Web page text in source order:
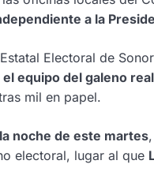
a la
Electoral de
el equipo del galeno
mil en papel.
noche de este martes
electoral, lugar al que